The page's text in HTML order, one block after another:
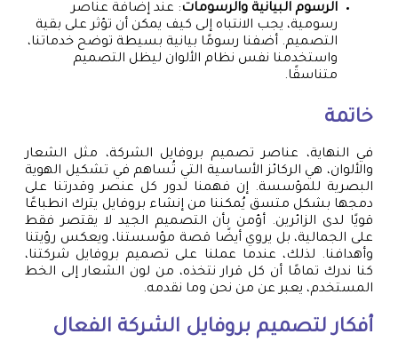
الرسوم البيانية والرسومات: عند إضافة عناصر
رسومية، يجب الانتباه إلى كيف يمكن أن تؤثر على بقية
التصميم. أضفنا رسومًا بيانية بسيطة توضح خدماتنا،
واستخدمنا نفس نظام الألوان ليظل التصميم
متناسقًا.
خاتمة
في النهاية، عناصر تصميم بروفايل الشركة، مثل الشعار
والألوان، هي الركائز الأساسية التي تُساهم في تشكيل الهوية
البصرية للمؤسسة. إن فهمنا لدور كل عنصر وقدرتنا على
دمجها بشكل متسق يُمكننا من إنشاء بروفايل يترك انطباعًا
قويًا لدى الزائرين. أؤمن بأن التصميم الجيد لا يقتصر فقط
على الجمالية، بل يروي أيضًا قصة مؤسستنا، ويعكس رؤيتنا
وأهدافنا. لذلك، عندما عملنا على تصميم بروفايل شركتنا،
كنا ندرك تمامًا أن كل قرار نتخذه، من لون الشعار إلى الخط
المستخدم، يعبر عن من نحن وما نقدمه.
أفكار لتصميم بروفايل الشركة الفعال